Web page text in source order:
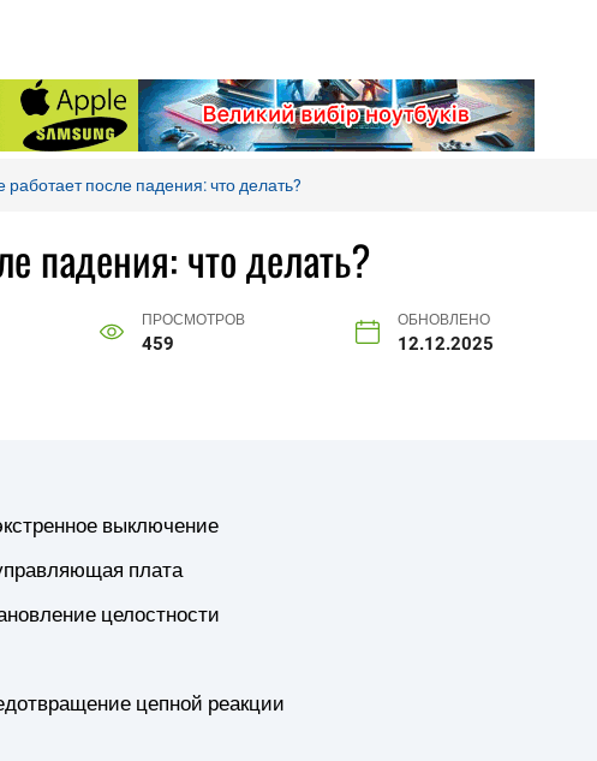
работает после падения: что делать?
падения: что делать?
ПРОСМОТРОВ
459
ОБНОВЛЕНО
12.12.2025
выключение
плата
целостности
цепной реакции